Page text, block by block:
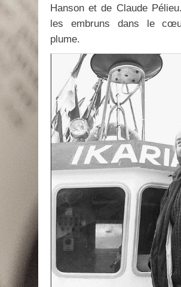
Hanson et de Claude
les embruns dans le
plume.